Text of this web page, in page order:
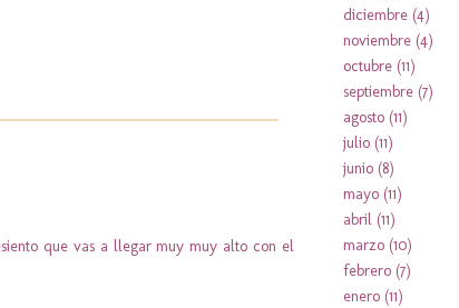
que vas a llegar muy muy alto con el
diciembre (4)
noviembre (4)
octubre (11)
septiembre (7)
agosto (11)
julio (11)
junio (8)
mayo (11)
abril (11)
marzo (10)
febrero (7)
enero (11)